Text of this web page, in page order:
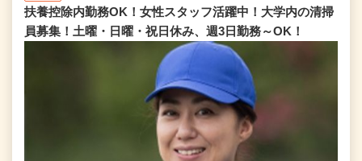
扶養控除内勤務OK！女性スタッフ活躍中！大学内の清掃
員募集！土曜・日曜・祝日休み、週3日勤務～OK！